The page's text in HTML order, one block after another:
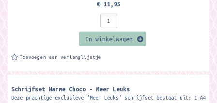
€ 11,95
In winkelwagen
Toevoegen aan verlanglijstje
Schrijfset Warme Choco - Meer Leuks
Deze prachtige exclusieve 'Meer Leuks' schrijfset bestaat uit: 1 A4